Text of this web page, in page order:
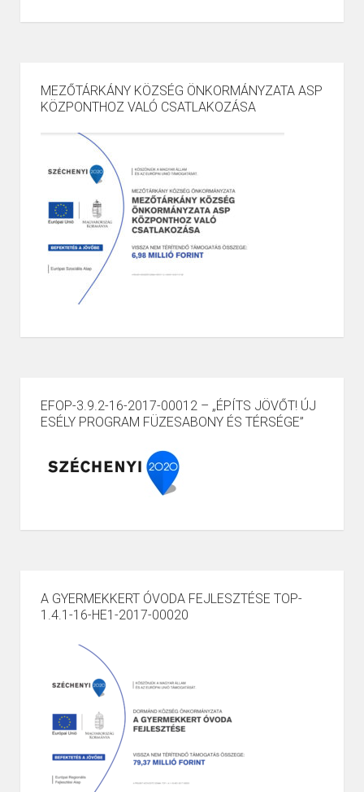
MEZŐTÁRKÁNY KÖZSÉG ÖNKORMÁNYZATA ASP
KÖZPONTHOZ VALÓ CSATLAKOZÁSA
EFOP-3.9.2-16-2017-00012 – „ÉPÍTS JÖVŐT! ÚJ
ESÉLY PROGRAM FÜZESABONY ÉS TÉRSÉGE”
A GYERMEKKERT ÓVODA FEJLESZTÉSE TOP-
1.4.1-16-HE1-2017-00020